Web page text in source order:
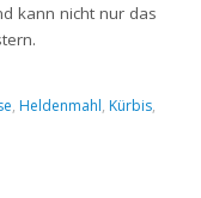
kann nicht nur das
, Heldenmahl, Kürbis,